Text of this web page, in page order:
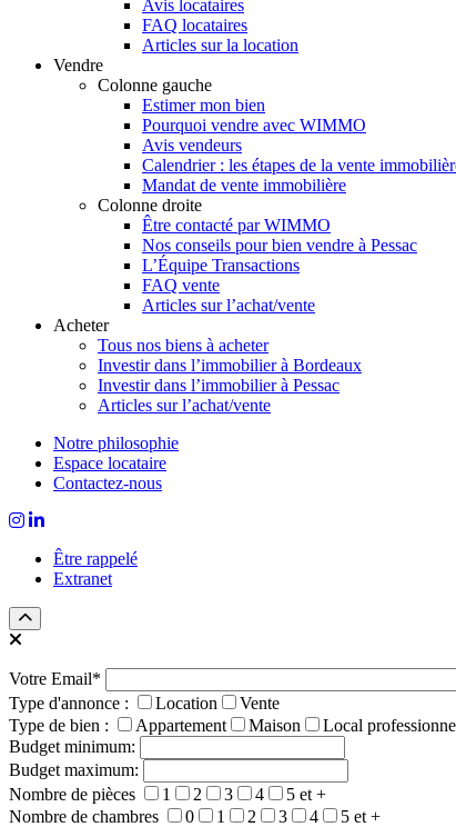
Avis locataires
FAQ locataires
Articles sur la location
Vendre
Colonne gauche
Estimer mon bien
Pourquoi vendre avec WIMMO
Avis vendeurs
Calendrier : les étapes de la vente
Mandat de vente immobilière
Colonne droite
Être contacté par WIMMO
Nos conseils pour bien vendre à Pessac
L’Équipe Transactions
FAQ vente
Articles sur l’achat/vente
Acheter
Tous nos biens à acheter
Investir dans l’immobilier à Bordeaux
Investir dans l’immobilier à Pessac
Articles sur l’achat/vente
Notre philosophie
Espace locataire
Contactez-nous
Être rappelé
Extranet
Votre Email*
Type d'annonce :
Location
Vente
Type de bien :
Appartement Maison Local
Budget minimum:
Budget maximum:
Nombre de pièces
1 2 3 4
5 et +
Nombre de chambres
0 1 2 3 4 5 et +